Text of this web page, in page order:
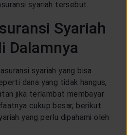
syariah tersebut.
Syariah
Dalamnya
syariah yang bisa
dana yang tidak hangus,
jika terlambat membayar
cukup besar, berikut
yang perlu dipahami oleh